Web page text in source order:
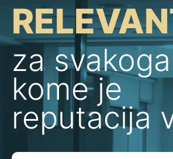
za svakoga
kome je
reputacija